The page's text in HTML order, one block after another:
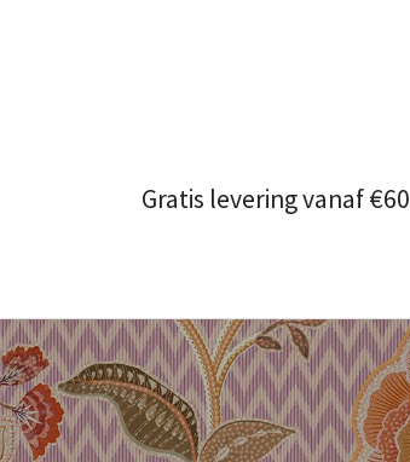
Gratis levering vanaf €60